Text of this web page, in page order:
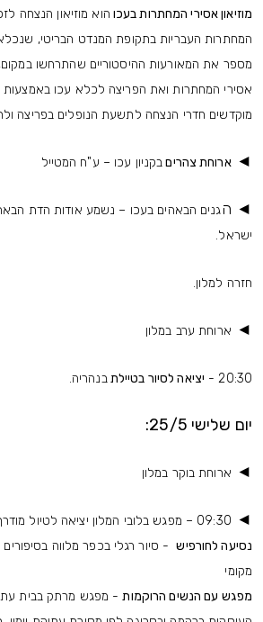
מוזיאון אסירי המחתרות בעכו הוא מוזיאון הנצחה
המחתרות העבריות בתקופת המנדט הבריטי,
מספר את המאורעות ההיסטוריים שהתרחשו
אסירי המחתרות ואת הפריצה לכלא עכו באמצעות
מוקדשים חדרי הנצחה לתשעת הנופלים בפריצה
◄ארוחת צהריםבקניון עכו – ע"ח המטייל
◄ הגנים הבאהים בעכו – נשמע אודות הדת
ישראל.
חזרה למלון.
◄ ארוחת ערב במלון
20:30 - יציאה לסיור בטיילתבנהריה.
יום שלישי 25/5:
◄ ארוחת בוקר במלון
◄ 09:30 – מפגש בלובי המלון יציאה לטיול מודרך -
נסיעה לחורפיש- סיור רגלי בכפר מלווה בסיפורים
מקומי
מפגש עם הנשים הרוקמות- מפגש מרתק בבית